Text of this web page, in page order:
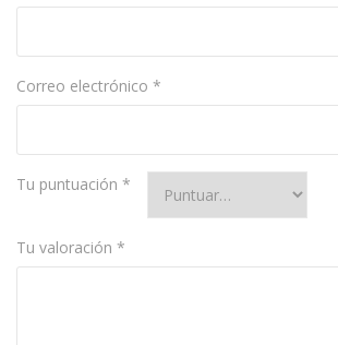
Correo electrónico *
Tu puntuación *
Tu valoración *